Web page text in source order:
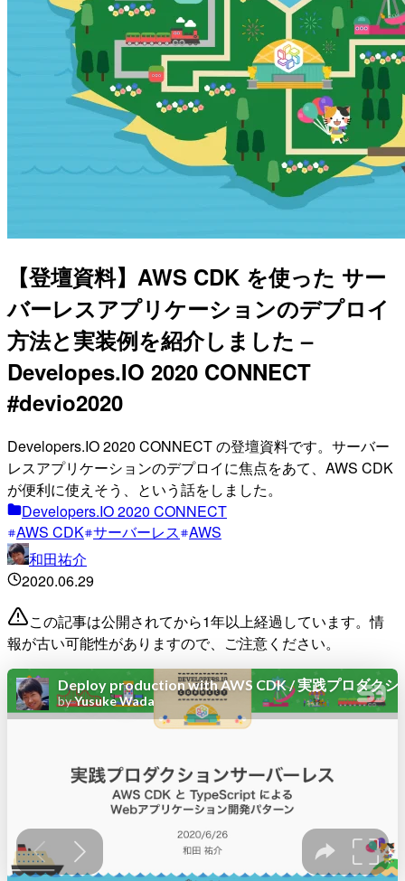
【登壇資料】AWS CDK を使った サー
バーレスアプリケーションのデプロイ
方法と実装例を紹介しました –
Developes.IO 2020 CONNECT
#devio2020
Developers.IO 2020 CONNECT の登壇資料です。サーバー
レスアプリケーションのデプロイに焦点をあて、AWS CDK
が便利に使えそう、という話をしました。
Developers.IO 2020 CONNECT
AWS CDK サーバーレス AWS
和田祐介
2020.06.29
この記事は公開されてから1年以上経過しています。情
報が古い可能性がありますので、ご注意ください。